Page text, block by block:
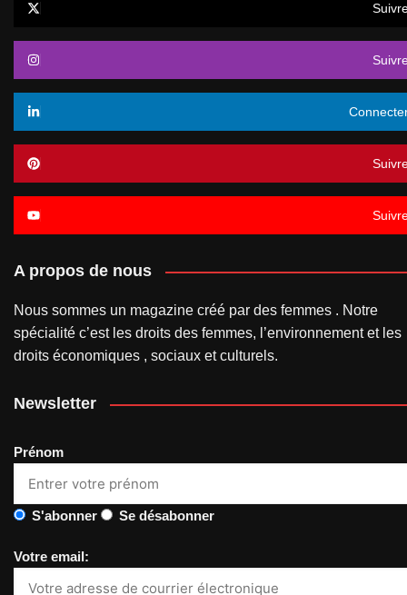
A propos de nous
Nous sommes un magazine créé par des femmes . Notre
spécialité c’est les droits des femmes, l’environnement et les
droits économiques , sociaux et culturels.
Newsletter
Prénom
S'abonner Se désabonner
Votre email: